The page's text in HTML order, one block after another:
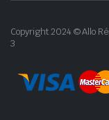
Copyright 2024 © Allo
3